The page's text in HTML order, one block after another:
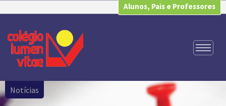
Alunos, Pais e Professores
Notícias